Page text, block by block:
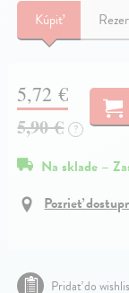
Kúpiť
5,72 €
5,90 € ?
Na sklade –
Pozrieť
Pridať do